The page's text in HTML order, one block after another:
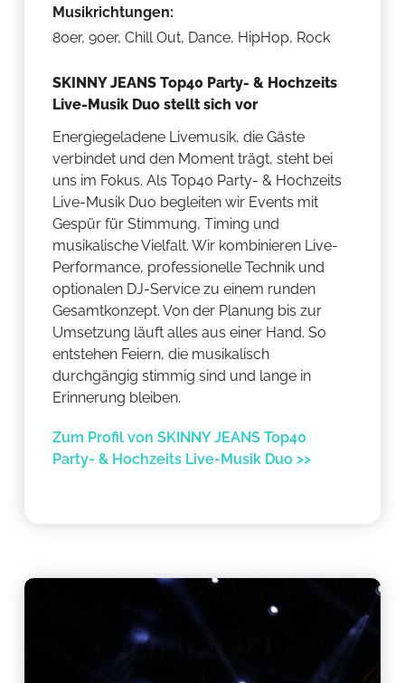
Musikrichtungen:
80er, 90er, Chill Out, Dance, HipHop, Rock
SKINNY JEANS Top40 Party- & Hochzeits
Live-Musik Duo stellt sich vor
Energiegeladene Livemusik, die Gäste
verbindet und den Moment trägt, steht bei
uns im Fokus. Als Top40 Party- & Hochzeits
Live-Musik Duo begleiten wir Events mit
Gespür für Stimmung, Timing und
musikalische Vielfalt. Wir kombinieren Live-
Performance, professionelle Technik und
optionalen DJ-Service zu einem runden
Gesamtkonzept. Von der Planung bis zur
Umsetzung läuft alles aus einer Hand. So
entstehen Feiern, die musikalisch
durchgängig stimmig sind und lange in
Erinnerung bleiben.
Zum Profil von SKINNY JEANS Top40
Party- & Hochzeits Live-Musik Duo >>